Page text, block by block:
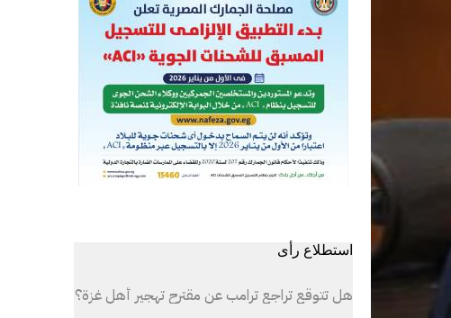
استطلاع رأى
هل تتوقع تراجع ترامب عن مقترح تهجير أهل غزة؟